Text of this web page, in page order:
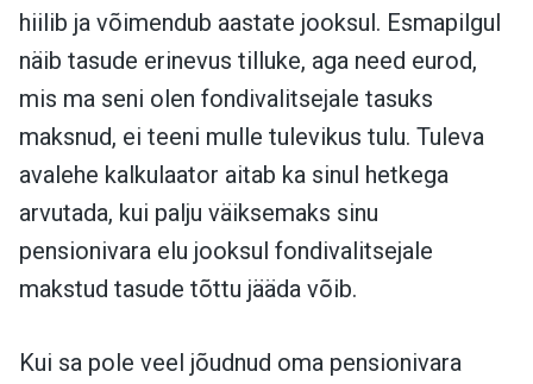
hiilib ja võimendub aastate jooksul. Esmapilgul
näib tasude erinevus tilluke, aga need eurod,
mis ma seni olen fondivalitsejale tasuks
maksnud, ei teeni mulle tulevikus tulu. Tuleva
avalehe kalkulaator aitab ka sinul hetkega
arvutada, kui palju väiksemaks sinu
pensionivara elu jooksul fondivalitsejale
makstud tasude tõttu jääda võib.
Kui sa pole veel jõudnud oma pensionivara